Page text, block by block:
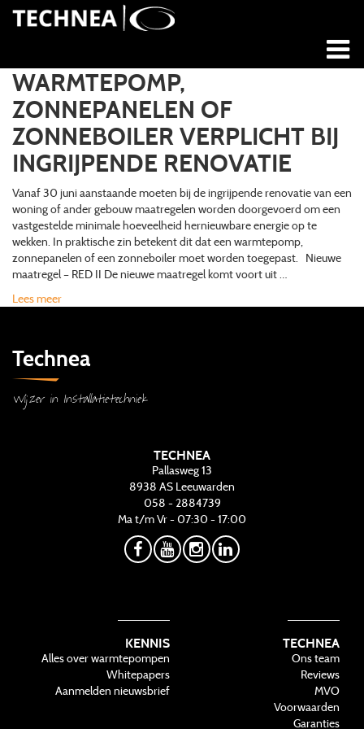
WARMTEPOMP,
ZONNEPANELEN OF
ZONNEBOILER VERPLICHT BIJ
INGRIJPENDE RENOVATIE
Vanaf 30 juni aanstaande moeten bij de ingrijpende renovatie van een
woning of ander gebouw maatregelen worden doorgevoerd om een
vastgestelde minimale hoeveelheid hernieuwbare energie op te
wekken. In praktische zin betekent dit dat een warmtepomp,
zonnepanelen of een zonneboiler moet worden toegepast. Nieuwe
maatregel – RED II De nieuwe maatregel komt voort uit …
Lees meer
Technea
Wijzer in Installatietechniek
TECHNEA
Pallasweg 13
8938 AS Leeuwarden
058 - 2884739
Ma t/m Vr - 07:30 - 17:00
KENNIS
Alles over warmtepompen
Whitepapers
Aanmelden nieuwsbrief
TECHNEA
Ons team
Reviews
MVO
Voorwaarden
Garanties